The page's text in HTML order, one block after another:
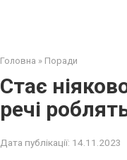
Головна » Поради
Стає
речі
Дата публікації: 14.11.2023